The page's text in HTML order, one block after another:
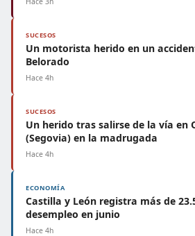
SUCESOS
Un motorista herido en un
Belorado
Hace 4h
SUCESOS
Un herido tras salirse de la vía en
(Segovia) en la madrugada
Hace 4h
ECONOMÍA
Castilla y León registra más de
desempleo en junio
Hace 4h